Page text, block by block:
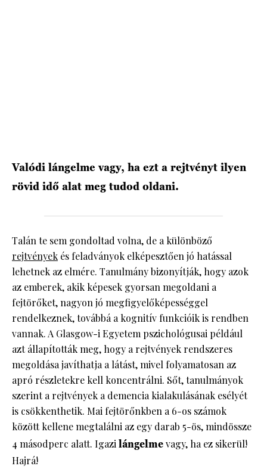
Valódi lángelme vagy, ha ezt a rejtvényt ilyen
rövid idő alat meg tudod oldani.
Talán te sem gondoltad volna, de a különböző
rejtvények és feladványok elképesztően jó hatással
lehetnek az elmére. Tanulmány bizonyítják, hogy azok
az emberek, akik képesek gyorsan megoldani a
fejtörőket, nagyon jó megfigyelőképességgel
rendelkeznek, továbbá a kognitív funkcióik is rendben
vannak. A Glasgow-i Egyetem pszichológusai például
azt állapították meg, hogy a rejtvények rendszeres
megoldása javíthatja a látást, mivel folyamatosan az
apró részletekre kell koncentrálni. Sőt, tanulmányok
szerint a rejtvények a demencia kialakulásának esélyét
is csökkenthetik. Mai fejtörőnkben a 6-os számok
között kellene megtalálni az egy darab 5-ös, mindössze
4 másodperc alatt. Igazilángelmevagy, ha ez sikerül!
Hajrá!